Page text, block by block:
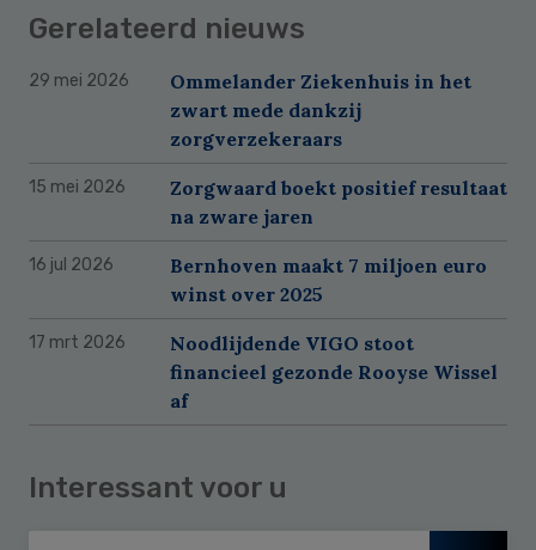
Gerelateerd nieuws
29 mei 2026
Ommelander Ziekenhuis in het
zwart mede dankzij
zorgverzekeraars
15 mei 2026
Zorgwaard boekt positief resultaat
na zware jaren
16 jul 2026
Bernhoven maakt 7 miljoen euro
winst over 2025
17 mrt 2026
Noodlijdende VIGO stoot
financieel gezonde Rooyse Wissel
af
Interessant voor u